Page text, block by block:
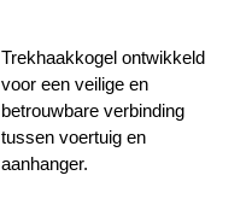
Trekhaakkogel ontwikkeld
voor een veilige en
betrouwbare verbinding
tussen voertuig en
aanhanger.